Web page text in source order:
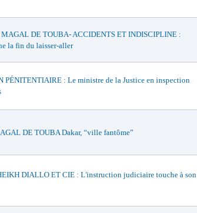
DE TOUBA- ACCIDENTS ET INDISCIPLINE :
la fin du laisser-aller
PÉNITENTIAIRE : Le ministre de la Justice en inspection
DE TOUBA Dakar, “ville fantôme”
DIALLO ET CIE : L'instruction judiciaire touche à son